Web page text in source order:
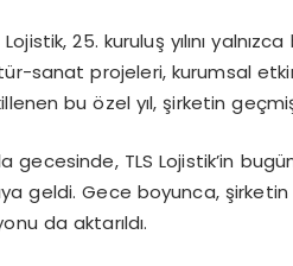
Lojistik, 25. kuruluş yılını
sanat projeleri, kurumsal
bu özel yıl, şirketin
gecesinde, TLS Lojistik’in
geldi. Gece boyunca, şirketin
da aktarıldı.